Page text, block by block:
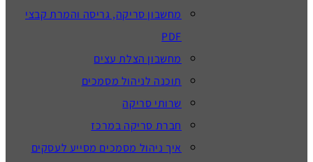
מחשבון סריקה, גריסה והמרת קבצי
PDF
מחשבון הצלת עצים
תוכנה לניהול מסמכים
שרותי סריקה
חברת סריקה במרכז
איך ניהול מסמכים מסייע לעסקים